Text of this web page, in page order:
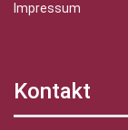
Impressum
Kontakt